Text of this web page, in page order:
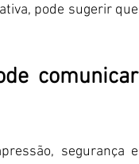
pode sugerir que
comunicar
segurança e